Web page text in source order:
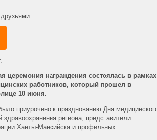
церемония награждения состоялась в рамках
работников, который прошел в
10 июня.
приурочено к празднованию Дня
региона, представители
Ханты-Мансийска и профильных